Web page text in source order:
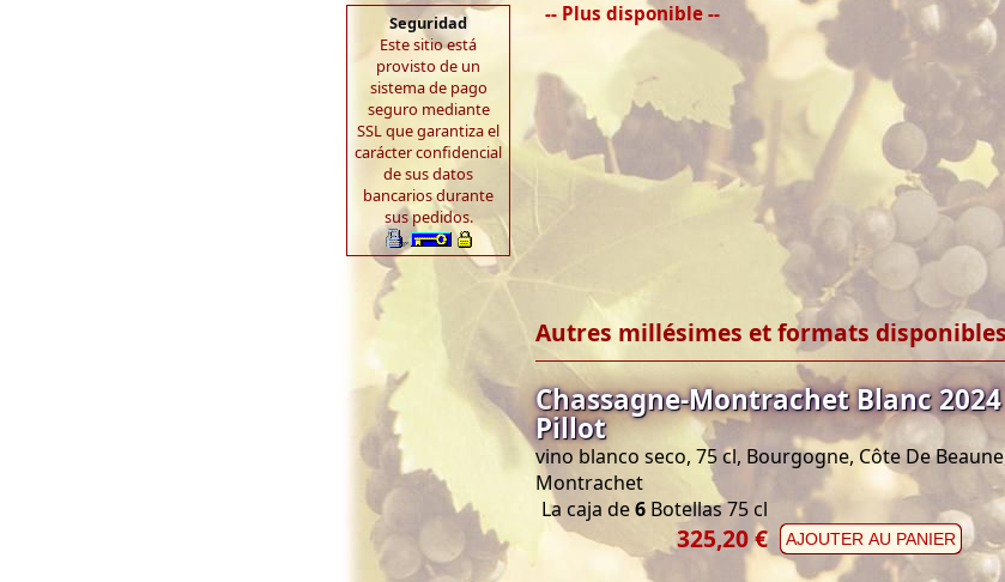
Seguridad
Este sitio está
provisto de un
sistema de pago
seguro mediante
SSL que garantiza el
carácter confidencial
de sus datos
bancarios durante
sus pedidos.
-- Plus disponible --
Autres millésimes et formats
Chassagne-Montrachet Blanc
Pillot
vino blanco seco, 75 cl, Bourgogne, Côte De
Montrachet
La caja de6 Botellas 75 cl
325,20 € AJOUTER AU PANIER